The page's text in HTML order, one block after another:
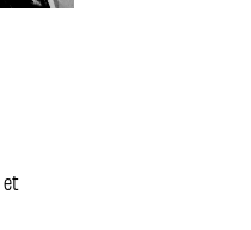
et